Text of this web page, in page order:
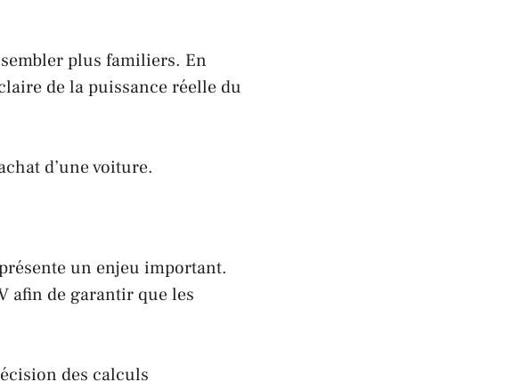
plus familiers. En
de la puissance réelle du
d’une voiture.
un enjeu important.
afin de garantir que les
des calculs